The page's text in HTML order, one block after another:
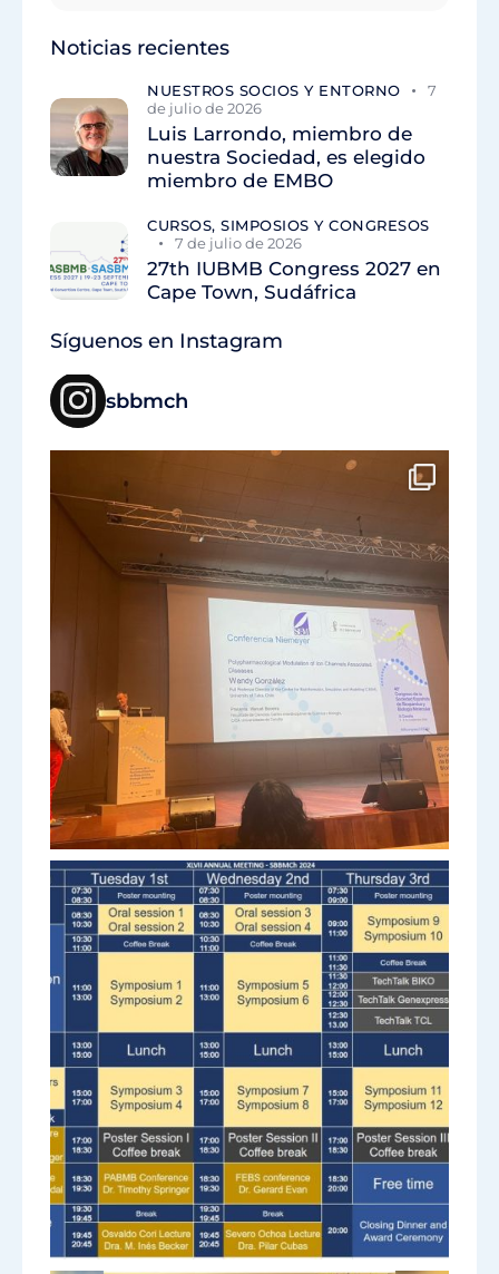
Noticias recientes
NUESTROS SOCIOS Y ENTORNO
7
de julio de 2026
Luis Larrondo, miembro de
nuestra Sociedad, es elegido
miembro de EMBO
CURSOS, SIMPOSIOS Y CONGRESOS
7 de julio de 2026
27th IUBMB Congress 2027 en
Cape Town, Sudáfrica
Síguenos en Instagram
sbbmch